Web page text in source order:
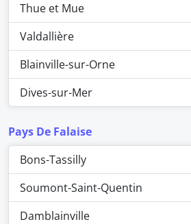
Thue et Mue
Valdallière
Blainville-sur-Orne
Dives-sur-Mer
Pays De Falaise
Bons-Tassilly
Soumont-Saint-Quentin
Damblainville